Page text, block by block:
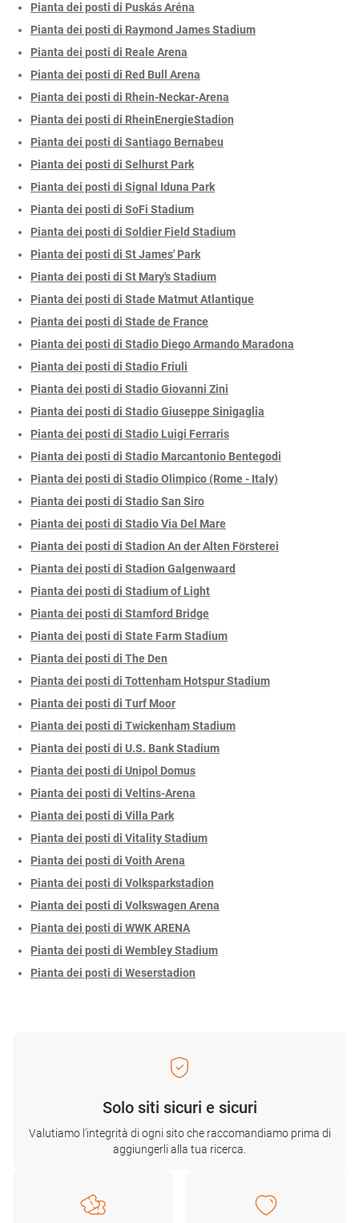
Pianta dei posti di Puskás Aréna
Pianta dei posti di Raymond James Stadium
Pianta dei posti di Reale Arena
Pianta dei posti di Red Bull Arena
Pianta dei posti di Rhein-Neckar-Arena
Pianta dei posti di RheinEnergieStadion
Pianta dei posti di Santiago Bernabeu
Pianta dei posti di Selhurst Park
Pianta dei posti di Signal Iduna Park
Pianta dei posti di SoFi Stadium
Pianta dei posti di Soldier Field Stadium
Pianta dei posti di St James' Park
Pianta dei posti di St Mary's Stadium
Pianta dei posti di Stade Matmut Atlantique
Pianta dei posti di Stade de France
Pianta dei posti di Stadio Diego Armando Maradona
Pianta dei posti di Stadio Friuli
Pianta dei posti di Stadio Giovanni Zini
Pianta dei posti di Stadio Giuseppe Sinigaglia
Pianta dei posti di Stadio Luigi Ferraris
Pianta dei posti di Stadio Marcantonio Bentegodi
Pianta dei posti di Stadio Olimpico (Rome - Italy)
Pianta dei posti di Stadio San Siro
Pianta dei posti di Stadio Via Del Mare
Pianta dei posti di Stadion An der Alten Försterei
Pianta dei posti di Stadion Galgenwaard
Pianta dei posti di Stadium of Light
Pianta dei posti di Stamford Bridge
Pianta dei posti di State Farm Stadium
Pianta dei posti di The Den
Pianta dei posti di Tottenham Hotspur Stadium
Pianta dei posti di Turf Moor
Pianta dei posti di Twickenham Stadium
Pianta dei posti di U.S. Bank Stadium
Pianta dei posti di Unipol Domus
Pianta dei posti di Veltins-Arena
Pianta dei posti di Villa Park
Pianta dei posti di Vitality Stadium
Pianta dei posti di Voith Arena
Pianta dei posti di Volksparkstadion
Pianta dei posti di Volkswagen Arena
Pianta dei posti di WWK ARENA
Pianta dei posti di Wembley Stadium
Pianta dei posti di Weserstadion
Solo siti sicuri e sicuri
Valutiamo l'integrità di ogni sito che raccomandiamo prima di
aggiungerli alla tua ricerca.